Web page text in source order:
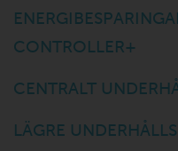
CONTROLLER+
CENTRALT
LÄGRE